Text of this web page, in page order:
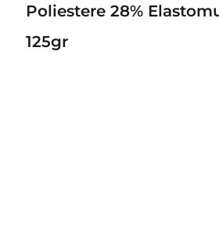
Poliestere 28%
125gr